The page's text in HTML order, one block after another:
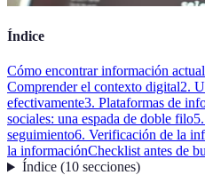
Índice
Cómo encontrar información
Comprender el contexto digital2.
efectivamente3. Plataformas de
sociales: una espada de doble filo
seguimiento6. Verificación de la
la informaciónChecklist antes de
Índice(10 secciones)